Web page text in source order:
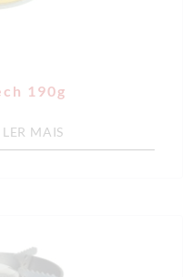
190g
LER MAIS